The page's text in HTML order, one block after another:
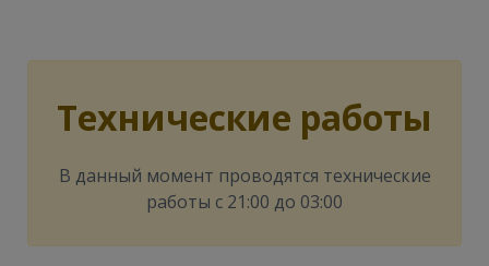
Технические работы
В данный момент проводятся технические
работы с 21:00 до 03:00